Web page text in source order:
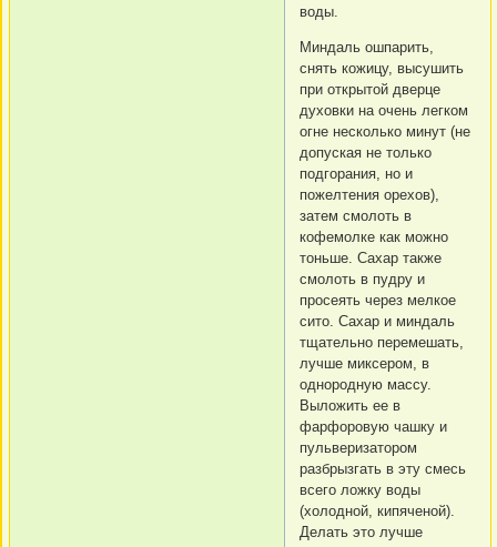
воды.
Миндаль ошпарить,
снять кожицу, высушить
при открытой дверце
духовки на очень легком
огне несколько минут (не
допуская не только
подгорания, но и
пожелтения орехов),
затем смолоть в
кофемолке как можно
тоньше. Сахар также
смолоть в пудру и
просеять через мелкое
сито. Сахар и миндаль
тщательно перемешать,
лучше миксером, в
однородную массу.
Выложить ее в
фарфоровую чашку и
пульверизатором
разбрызгать в эту смесь
всего ложку воды
(холодной, кипяченой).
Делать это лучше